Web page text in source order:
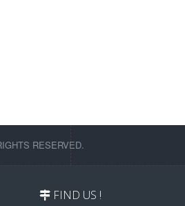
RESERVED.
FIND US !